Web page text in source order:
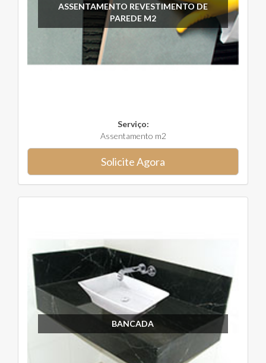
ASSENTAMENTO REVESTIMENTO DE
PAREDE M2
Serviço:
Assentamento m2
Solicite Agora
BANCADA